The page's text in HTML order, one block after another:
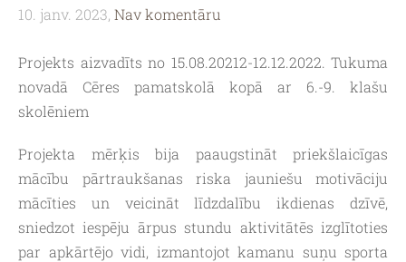
10. janv. 2023, Nav komentāru
Projekts aizvadīts no 15.08.20212-12.12.2022. Tukuma
novadā Cēres pamatskolā kopā ar 6.-9. klašu
skolēniem
Projekta mērķis bija paaugstināt priekšlaicīgas
mācību pārtraukšanas riska jauniešu motivāciju
mācīties un veicināt līdzdalību ikdienas dzīvē,
sniedzot iespēju ārpus stundu aktivitātēs izglītoties
par apkārtējo vidi, izmantojot kamanu suņu sporta